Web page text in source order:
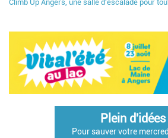
Climb Up Angers, une salle d'escalade pour
Plein d'idées
Pour sauver votre